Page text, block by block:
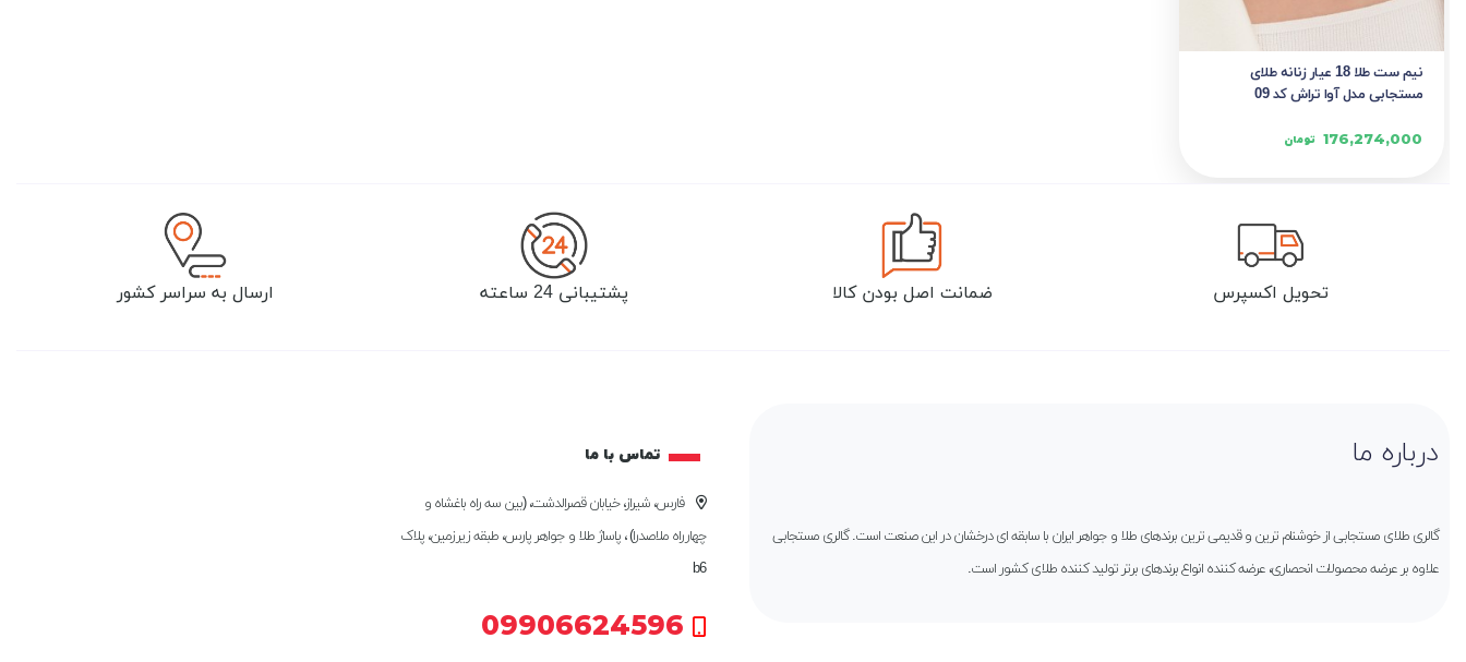
نیم ست طلا 18 عیار زنانه طلای
مستجابی مدل آوا تراش کد 09
176,274,000 تومان
تحویل اکسپرس ضمانت اصل بودن کالا پشتیبانی 24 ساعته ارسال به سراسر کشور
درباره ما
گالری طلای مستجابی از خوشنام ترین و قدیمی ترین برندهای طلا و جواهر ایران با سابقه ای درخشان در این صنعت است. گالری مستجابی
علاوه بر عرضه محصولات انحصاری، عرضه کننده انواع برندهای برتر تولید کننده طلای کشور است.
تماس با ما
فارس، شیراز، خیابان قصرالدشت، (بین سه راه باغشاه و
چهارراه ملاصدرا) ، پاساژ طلا و جواهر پارس، طبقه زیرزمین، پلاک
b6